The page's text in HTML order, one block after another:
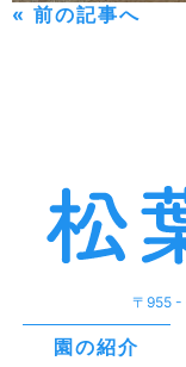
« 前の記事へ
〒955 -
園の紹介